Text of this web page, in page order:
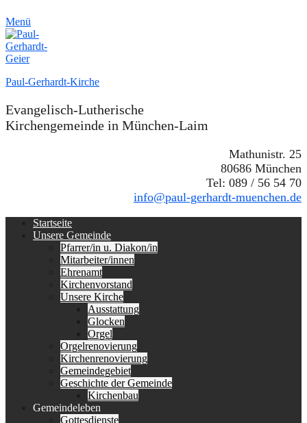
Menü
Paul-Gerhardt-Kirche
Evangelisch-Lutherische
Kirchengemeinde in München-Laim
Mathunistr. 25
80686 München
Tel: 089 / 56 54 70
info@paul-gerhardt-muenchen.de
Erstes
Menü
Startseite
Unsere Gemeinde
Pfarrer/in u. Diakon/in
Mitarbeiter/innen
Ehrenamt
Kirchenvorstand
Unsere Kirche
Ausstattung
Glocken
Orgel
Orgelrenovierung
Kirchenrenovierung
Gemeindegebiet
Geschichte der Gemeinde
Kirchenbau
Gemeindeleben
Gottesdienste